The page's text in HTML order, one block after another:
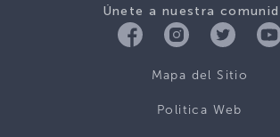
Únete a nuestra
Mapa del Sitio
Politica Web